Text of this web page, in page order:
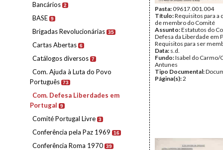
Bancários 2
BASE 9
Brigadas Revolucionárias 35
Cartas Abertas 6
Catálogos diversos 7
Com. Ajuda à Luta do Povo
Português 73
Com. Defesa Liberdades em
Portugal
9
Comité Portugal Livre 3
Conferência pela Paz 1969 16
Conferência Roma 1970 39
Pasta:09617.001.004
Título:Requisitos para a
de membro do Comité
Assunto:Estatutos do
Defesa da Liberdade em
Requisitos para ser
Data: s.d.
Fundo:Isabel do Carmo/
Antunes
Tipo Documental:
Página(s):2